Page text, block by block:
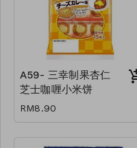
A59- 三幸制果杏仁
芝士咖喱小米饼
RM8.90